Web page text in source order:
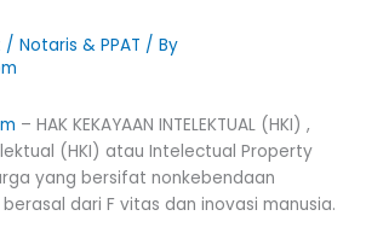
/ Notaris & PPAT / By
– HAK KEKAYAAN INTELEKTUAL (HKI) ,
(HKI) atau Intelectual Property
yang bersifat nonkebendaan
dari F vitas dan inovasi manusia.